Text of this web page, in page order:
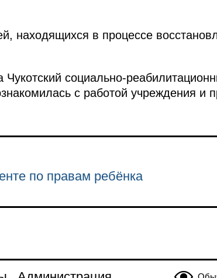
находящихся в процессе
социально-
с работой учреждения и
по правам ребёнка